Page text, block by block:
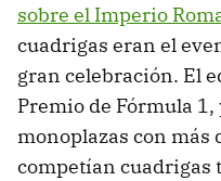
sobre el Imperio
cuadrigas eran el
gran celebración. El
Premio de Fórmula
monoplazas con más
competían cuadrigas